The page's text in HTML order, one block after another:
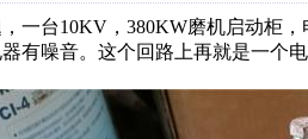
一台10KV，380KW磨机启动柜
有噪音。这个回路上再就是一个